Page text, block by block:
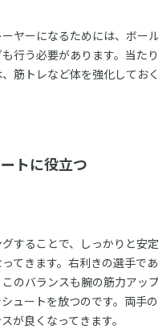
ヤーになるためには、ボー
行う必要があります。当た
筋トレなど体を強化してお
トに役立つ
することで、しっかりと安
てきます。右利きの選手で
のバランスも腕の筋力アッ
ュートを放つのです。両手
が良くなってきます。